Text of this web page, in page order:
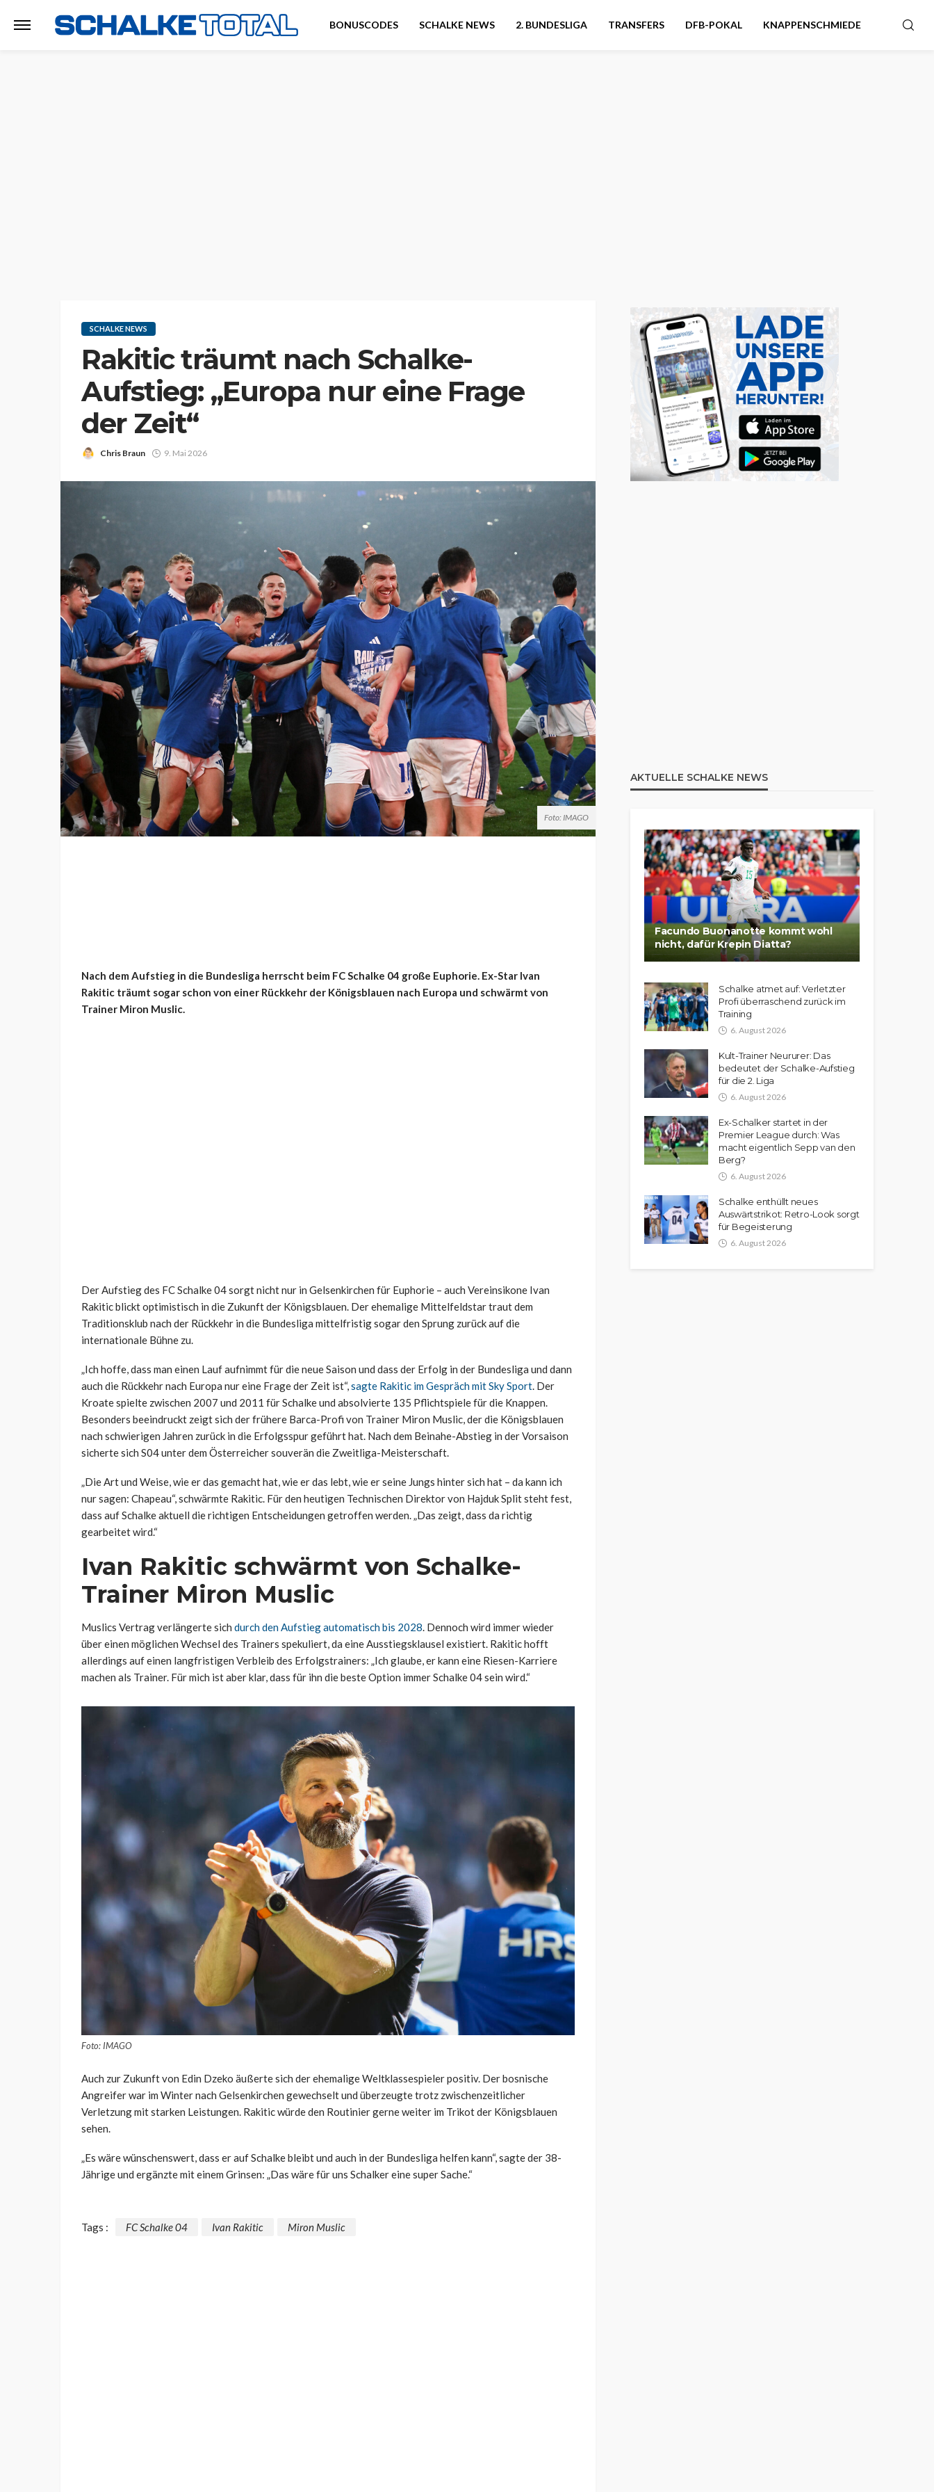
BONUSCODES SCHALKE NEWS 2. BUNDESLIGA TRANSFERS DFB-POKAL KNAPPENSCHMIEDE
SCHALKE NEWS
Rakitic träumt nach Schalke-
Aufstieg: „Europa nur eine Frage
der Zeit“
Chris Braun 9. Mai 2026
Foto: IMAGO
Nach dem Aufstieg in die Bundesliga herrscht beim FC Schalke 04 große Euphorie. Ex-Star Ivan
Rakitic träumt sogar schon von einer Rückkehr der Königsblauen nach Europa und schwärmt von
Trainer Miron Muslic.
Der Aufstieg des FC Schalke 04 sorgt nicht nur in Gelsenkirchen für Euphorie – auch Vereinsikone Ivan
Rakitic blickt optimistisch in die Zukunft der Königsblauen. Der ehemalige Mittelfeldstar traut dem
Traditionsklub nach der Rückkehr in die Bundesliga mittelfristig sogar den Sprung zurück auf die
internationale Bühne zu.
„Ich hoffe, dass man einen Lauf aufnimmt für die neue Saison und dass der Erfolg in der Bundesliga und dann
auch die Rückkehr nach Europa nur eine Frage der Zeit ist“,sagte Rakitic im Gespräch mit Sky Sport. Der
Kroate spielte zwischen 2007 und 2011 für Schalke und absolvierte 135 Pflichtspiele für die Knappen.
Besonders beeindruckt zeigt sich der frühere Barca-Profi von Trainer Miron Muslic, der die Königsblauen
nach schwierigen Jahren zurück in die Erfolgsspur geführt hat. Nach dem Beinahe-Abstieg in der Vorsaison
sicherte sich S04 unter dem Österreicher souverän die Zweitliga-Meisterschaft.
„Die Art und Weise, wie er das gemacht hat, wie er das lebt, wie er seine Jungs hinter sich hat – da kann ich
nur sagen: Chapeau“, schwärmte Rakitic. Für den heutigen Technischen Direktor von Hajduk Split steht fest,
dass auf Schalke aktuell die richtigen Entscheidungen getroffen werden. „Das zeigt, dass da richtig
gearbeitet wird.“
Ivan Rakitic schwärmt von Schalke-
Trainer Miron Muslic
Muslics Vertrag verlängerte sich durch den Aufstieg automatisch bis 2028. Dennoch wird immer wieder
über einen möglichen Wechsel des Trainers spekuliert, da eine Ausstiegsklausel existiert. Rakitic hofft
allerdings auf einen langfristigen Verbleib des Erfolgstrainers: „Ich glaube, er kann eine Riesen-Karriere
machen als Trainer. Für mich ist aber klar, dass für ihn die beste Option immer Schalke 04 sein wird.“
Foto: IMAGO
Auch zur Zukunft von Edin Dzeko äußerte sich der ehemalige Weltklassespieler positiv. Der bosnische
Angreifer war im Winter nach Gelsenkirchen gewechselt und überzeugte trotz zwischenzeitlicher
Verletzung mit starken Leistungen. Rakitic würde den Routinier gerne weiter im Trikot der Königsblauen
sehen.
„Es wäre wünschenswert, dass er auf Schalke bleibt und auch in der Bundesliga helfen kann“, sagte der 38-
Jährige und ergänzte mit einem Grinsen: „Das wäre für uns Schalker eine super Sache.“
Tags : FC Schalke 04 Ivan Rakitic Miron Muslic
AKTUELLE SCHALKE NEWS
Facundo Buonanotte kommt wohl
nicht, dafür Krepin Diatta?
Schalke atmet auf: Verletzter
Profi überraschend zurück im
Training
6. August 2026
Kult-Trainer Neururer: Das
bedeutet der Schalke-Aufstieg
für die 2. Liga
6. August 2026
Ex-Schalker startet in der
Premier League durch: Was
macht eigentlich Sepp van den
Berg?
6. August 2026
Schalke enthüllt neues
Auswärtstrikot: Retro-Look sorgt
für Begeisterung
6. August 2026